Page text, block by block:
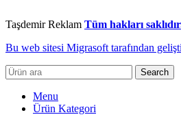
Taşdemir Reklam Tüm hakları
Bu web sitesi Migrasoft tarafından
Search
Menu
Ürün Kategori